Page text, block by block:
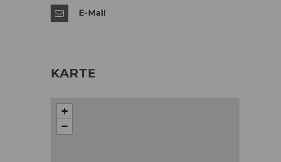
E-Mail
KARTE
+
−